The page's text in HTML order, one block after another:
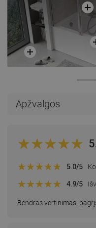
Apžvalgos
Bendras vertinimas,
5.0/5
4.9/5